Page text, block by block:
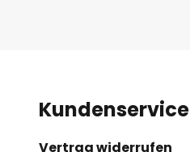
Kundenservice
Vertrag widerrufen